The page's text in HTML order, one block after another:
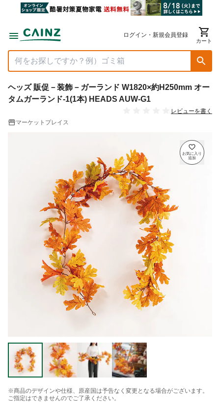
ログイン・新規会員登録
カート
ヘッズ 販促－装飾－ガーランド W1820×約H250mm オー
タムガーランド-1(1本) HEADS AUW-G1
レビューを書く
マーケットプレイス
※商品のデザインや仕様、原産国は予告なく変更となる場合がございます。
ご指定はできませんのでご了承ください。